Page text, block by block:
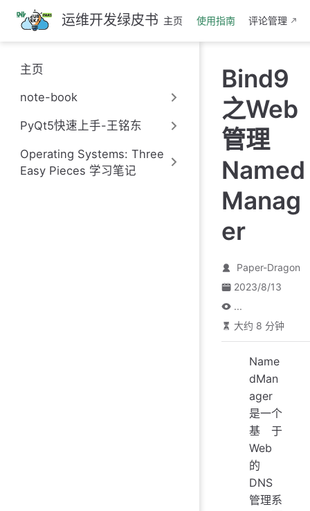
跳
至
主
要
內
运维开发绿皮书 主页 使用指南 评论管理
主页
note-book
PyQt5快速上手-王铭东
Operating Systems: Three
Easy Pieces 学习笔记
Bind9
之Web
管理
Named
Manag
er
Paper-Dragon
2023/8/13
...
大约 8 分钟
Name
dMan
ager
是一个
基于
Web
的
DNS
管理系